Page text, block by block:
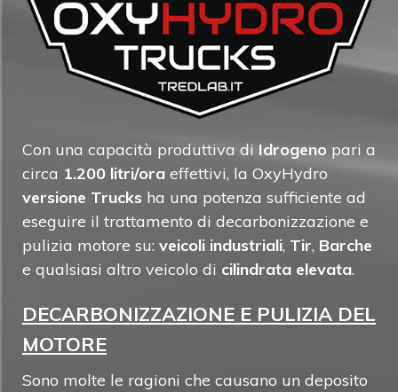
Con una capacità produttiva di Idrogeno pari a
circa 1.200 litri/ora effettivi, la OxyHydro
versione Trucks ha una potenza sufficiente ad
eseguire il trattamento di decarbonizzazione e
pulizia motore su: veicoli industriali, Tir, Barche
e qualsiasi altro veicolo di cilindrata elevata.
DECARBONIZZAZIONE E PULIZIA DEL
MOTORE
Sono molte le ragioni che causano un deposito